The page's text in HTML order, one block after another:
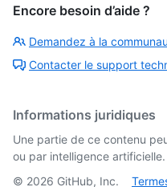
Encore besoin d’aide ?
Demandez à la
Contacter le support
Informations juridiques
Une partie de ce contenu
ou par intelligence artificielle.
© 2026 GitHub, Inc.